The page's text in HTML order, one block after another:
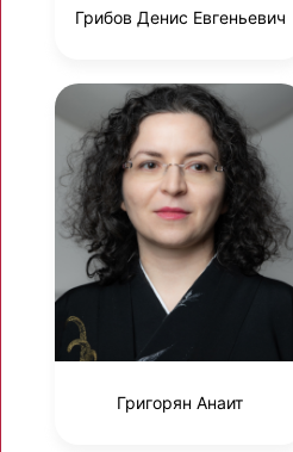
Грибов Денис Евгеньевич
Григорян Анаит